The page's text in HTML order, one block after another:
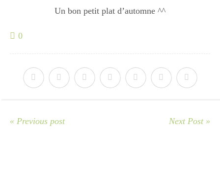
Un bon petit plat d’automne ^^
0
« Previous post Next Post »